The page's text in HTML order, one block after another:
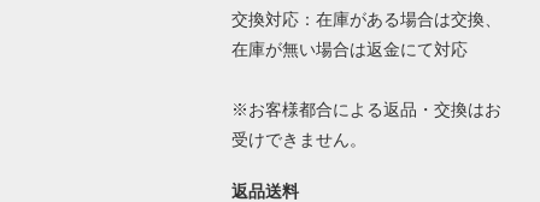
交換対応：在庫がある場合は交換、
在庫が無い場合は返金にて対応
※お客様都合による返品・交換はお
受けできません。
返品送料